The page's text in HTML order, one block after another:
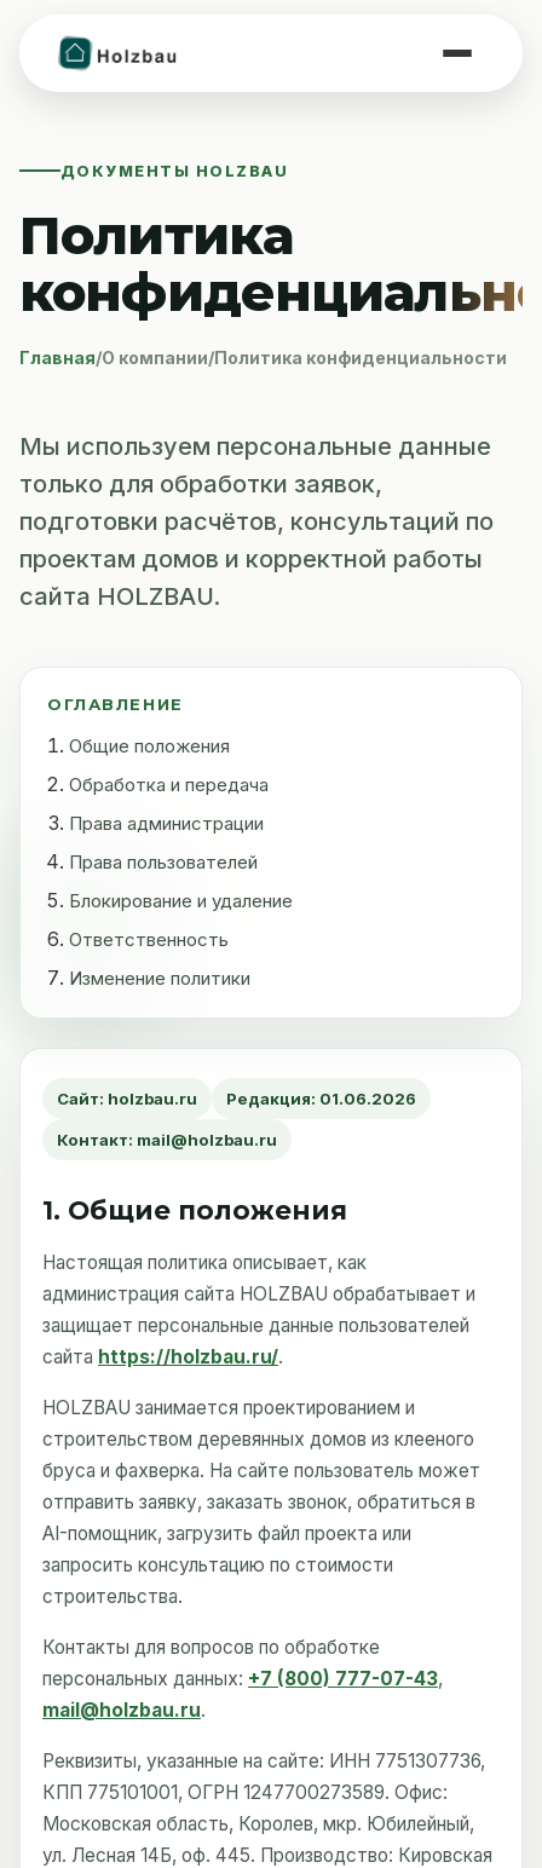
ДОКУМЕНТЫ HOLZBAU
Политика
Главная/О компании/Политика конфиденциальности
Мы используем персональные данные
только для обработки заявок,
подготовки расчётов, консультаций по
проектам домов и корректной работы
сайта HOLZBAU.
ОГЛАВЛЕНИЕ
Общие положения
Обработка и передача
Права администрации
Права пользователей
Блокирование и удаление
Ответственность
Изменение политики
Сайт: holzbau.ru Редакция: 01.06.2026
Контакт: mail@holzbau.ru
1. Общие положения
Настоящая политика описывает, как
администрация сайта HOLZBAU обрабатывает и
защищает персональные данные пользователей
сайта https://holzbau.ru/.
HOLZBAU занимается проектированием и
строительством деревянных домов из клееного
бруса и фахверка. На сайте пользователь может
отправить заявку, заказать звонок, обратиться в
AI-помощник, загрузить файл проекта или
запросить консультацию по стоимости
строительства.
Контакты для вопросов по обработке
персональных данных: +7 (800) 777-07-43,
mail@holzbau.ru.
Реквизиты, указанные на сайте: ИНН 7751307736,
КПП 775101001, ОГРН 1247700273589. Офис:
Московская область, Королев, мкр. Юбилейный,
ул. Лесная 14Б, оф. 445. Производство: Кировская